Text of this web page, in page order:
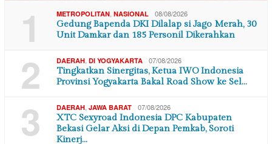
1 METROPOLITAN NASIONAL 08/08/2026
Gedung Bapenda DKI Dilalap si Jago Merah, 30
Unit Damkar dan 185 Personil Dikerahkan
2 DAERAH DI YOGYAKARTA 07/08/2026
Tingkatkan Sinergitas, Ketua IWO Indonesia
Provinsi Yogyakarta Bakal Road Show ke Sel…
3 DAERAH JAWA BARAT 07/08/2026
XTC Sexyroad Indonesia DPC Kabupaten
Bekasi Gelar Aksi di Depan Pemkab, Soroti
Kinerj…